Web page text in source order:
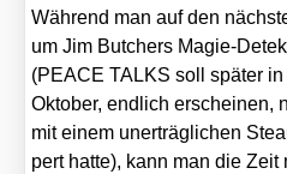
Wäh­rend man auf den
um Jim But­chers Magie-
(PEACE TALKS soll spä­ter
Okto­ber, end­lich erschei­nen,
mit einem uner­träg­li­chen
pert hat­te), kann man die Zeit